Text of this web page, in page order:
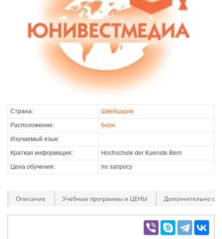
Страна:
Швейцария
Расположение:
Берн
Изучаемый язык:
Краткая информация:
Hochschule der Kuenste Bern
Цена обучения:
по запросу
Описание Учебные программы и ЦЕНЫ Дополнительно